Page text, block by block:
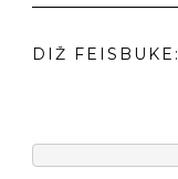
DIŽ FEISBUKE: